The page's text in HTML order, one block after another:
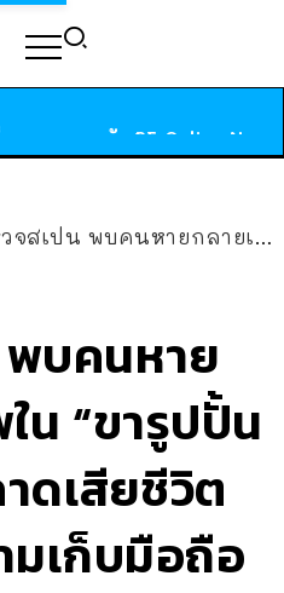
บคนหายกลายเป็นศพใน “ขารูปปั้นไดโนเสาร์” คาดเสียชีวิตเพราะพยายามเก็บมือถือ
พบคนหาย
น “ขารูปปั้น
าดเสียชีวิต
มเก็บมือถือ